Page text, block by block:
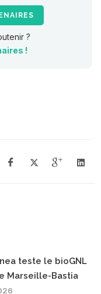
?
!
teste le bioGNL
Marseille-Bastia